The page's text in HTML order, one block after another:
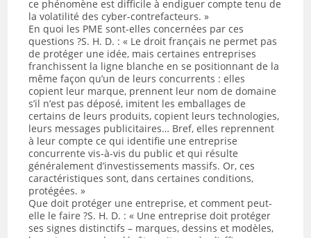
ce phénomène est difficile à endiguer compte tenu de
la volatilité des cyber-contrefacteurs. »
En quoi les PME sont-elles concernées par ces
questions ?S. H. D. : « Le droit français ne permet pas
de protéger une idée, mais certaines entreprises
franchissent la ligne blanche en se positionnant de la
même façon qu’un de leurs concurrents : elles
copient leur marque, prennent leur nom de domaine
s’il n’est pas déposé, imitent les emballages de
certains de leurs produits, copient leurs technologies,
leurs messages publicitaires… Bref, elles reprennent
à leur compte ce qui identifie une entreprise
concurrente vis-à-vis du public et qui résulte
généralement d’investissements massifs. Or, ces
caractéristiques sont, dans certaines conditions,
protégées. »
Que doit protéger une entreprise, et comment peut-
elle le faire ?S. H. D. : « Une entreprise doit protéger
ses signes distinctifs – marques, dessins et modèles,